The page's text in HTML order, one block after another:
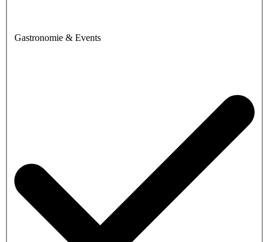
Gastronomie & Events